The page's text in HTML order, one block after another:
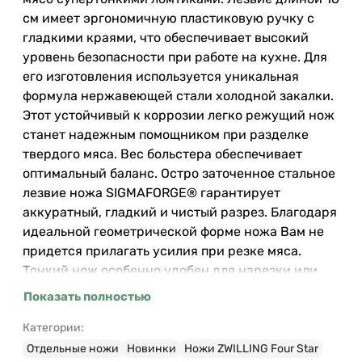
см имеет эргономичную пластиковую ручку с
гладкими краями, что обеспечивает высокий
уровень безопасности при работе на кухне. Для
его изготовления используется уникальная
формула нержавеющей стали холодной закалки.
Этот устойчивый к коррозии легко режущий нож
станет надежным помощником при разделке
твердого мяса. Вес больстера обеспечивает
оптимальный баланс. Остро заточенное стальное
лезвие ножа SIGMAFORGE® гарантирует
аккуратный, гладкий и чистый разрез. Благодаря
идеальной геометрической форме ножа Вам не
придется прилагать усилия при резке мяса.
Тонкий нож особенно удобен для нарезки или
приготовления мясных блюд. Его также можно
порции. Заточенное лезвие легко справится с
любыми поверхностями. Классический и
Показать полностью
Категории:
Отдельные ножи
Новинки Ножи ZWILLING Four Star